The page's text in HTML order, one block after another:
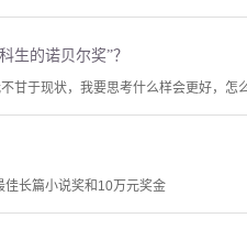
生的诺贝尔奖”？
甘于现状，我要思考什么样会更好，
佳长篇小说奖和10万元奖金